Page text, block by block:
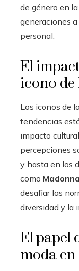
de género en
generaciones
personal.
El
icono de
Los iconos de
tendencias
impacto
percepciones
y hasta en los
como Madonna
desafiar las
diversidad y la
El papel
moda